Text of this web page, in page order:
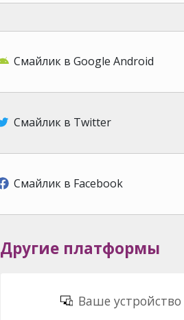
Смайлик в Google Android
Смайлик в Twitter
Смайлик в Facebook
Другие платформы
Ваше устройство